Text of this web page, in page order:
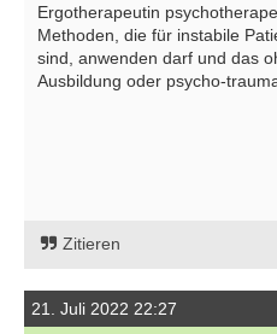
Ergotherapeutin
Methoden, die für instabile
sind, anwenden darf und das
Ausbildung oder psycho-
Zitieren
21. Juli 2022 22:27